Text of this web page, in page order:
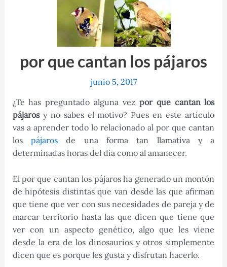
por que cantan los pájaros
junio 5, 2017
¿Te has preguntado alguna vez por que cantan los
pájarosy no sabes el motivo? Pues en este artículo
vas a aprender todo lo relacionado al por que cantan
los pájarosde una forma tan llamativa y a
determinadas horas del día como al amanecer.
El por que cantan los pájaros ha generado un montón
de hipótesis distintas que van desde las que afirman
que tiene que ver con sus necesidades de pareja y de
marcar territorio hasta las que dicen que tiene que
ver con un aspecto genético, algo que les viene
desde la era de los dinosaurios y otros simplemente
dicen que es porque les gusta y disfrutan hacerlo.